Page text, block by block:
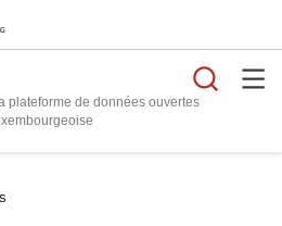
plateforme de données ouvertes